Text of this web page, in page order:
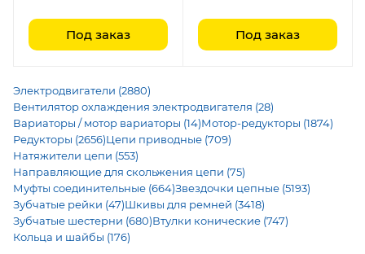
Под заказ Под заказ
Электродвигатели (2880)
Вентилятор охлаждения электродвигателя (28)
Вариаторы / мотор вариаторы (14)Мотор-редукторы (1874)
Редукторы (2656)Цепи приводные (709)
Натяжители цепи (553)
Направляющие для скольжения цепи (75)
Муфты соединительные (664)Звездочки цепные (5193)
Зубчатые рейки (47)Шкивы для ремней (3418)
Зубчатые шестерни (680)Втулки конические (747)
Кольца и шайбы (176)